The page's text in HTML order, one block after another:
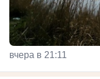
вчера в 21:11